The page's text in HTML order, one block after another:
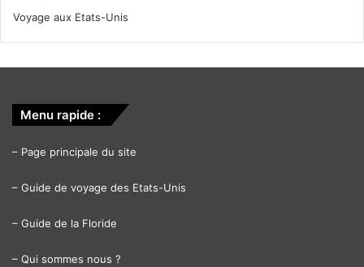
Voyage aux Etats-Unis
Menu rapide :
– Page principale du site
– Guide de voyage des Etats-Unis
– Guide de la Floride
– Qui sommes nous ?